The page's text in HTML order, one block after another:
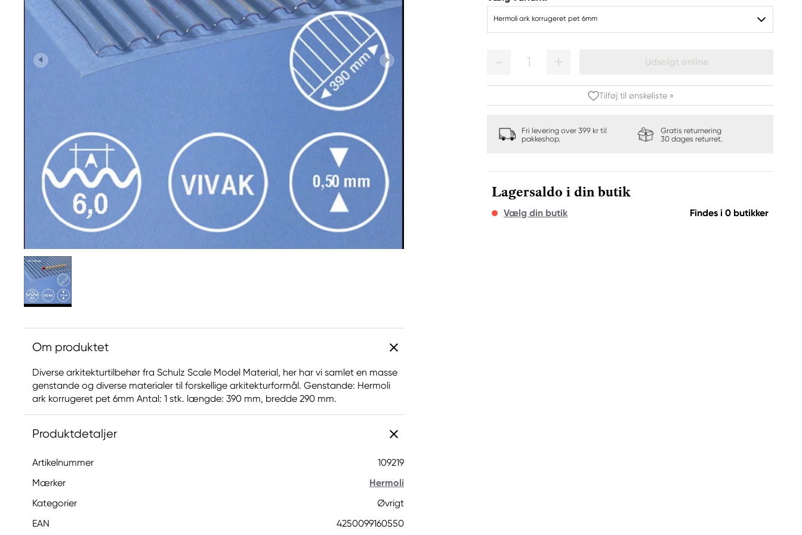
Hermoli ark korrugeret pet 6mm
1 Udsolgt online
Tilføj til ønskeliste »
Fri levering over 399 kr til
pakkeshop.
Gratis returnering
30 dages returret.
Lagersaldo i din butik
Vælg din butik Findes i 0 butikker
Om produktet
Diverse arkitekturtilbehør fra Schulz Scale Model Material, her har vi samlet en masse
genstande og diverse materialer til forskellige arkitekturformål. Genstande: Hermoli
ark korrugeret pet 6mm Antal: 1 stk. længde: 390 mm, bredde 290 mm.
Produktdetaljer
Artikelnummer
109219
Mærker
Hermoli
Kategorier
Øvrigt
EAN
4250099160550